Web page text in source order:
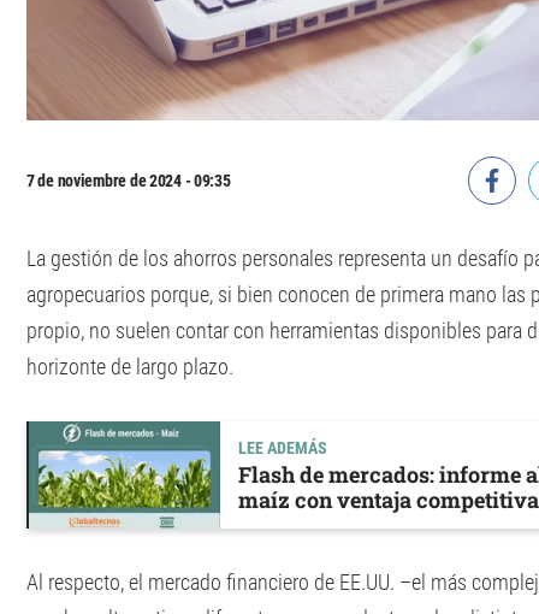
7 de noviembre de 2024 - 09:35
La gestión de los ahorros personales representa un desafío
agropecuarios porque, si bien conocen de primera mano las
propio, no suelen contar con herramientas disponibles para
horizonte de largo plazo.
LEE ADEMÁS
Flash de mercados: informe
maíz con ventaja
Al respecto, el mercado financiero de EE.UU. –el más